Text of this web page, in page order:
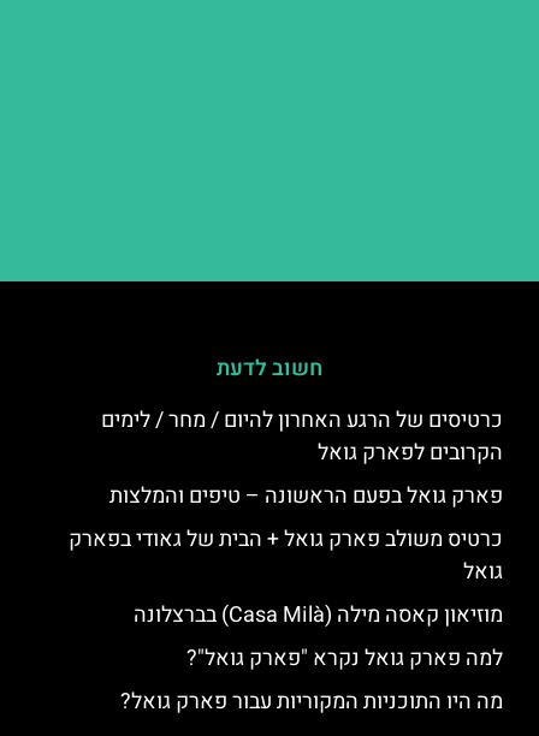
חשוב לדעת
כרטיסים של הרגע האחרון להיום / מחר / לימים
הקרובים לפארק גואל
פארק גואל בפעם הראשונה – טיפים והמלצות
כרטיס משולב פארק גואל + הבית של גאודי בפארק
גואל
מוזיאון קאסה מילה (Casa Milà) בברצלונה
למה פארק גואל נקרא "פארק גואל"?
מה היו התוכניות המקוריות עבור פארק גואל?